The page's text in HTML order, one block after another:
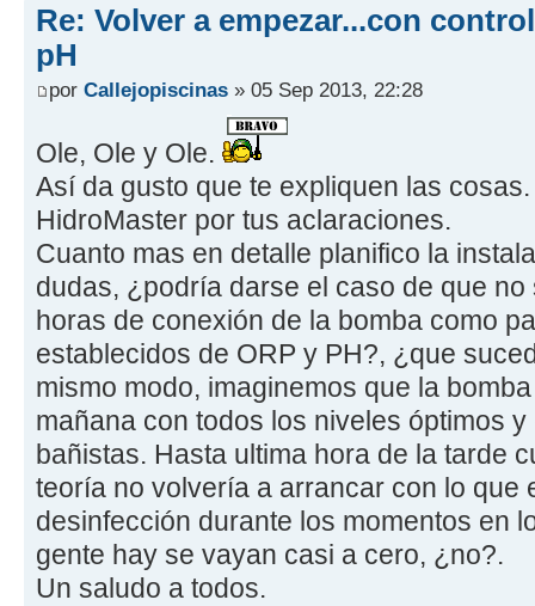
Re: Volver a empezar...con
pH
por Callejopiscinas » 05 Sep 2013, 22:28
Ole, Ole y Ole.
Así da gusto que te expliquen las
HidroMaster por tus aclaraciones.
Cuanto mas en detalle planifico la
dudas, ¿podría darse el caso de que
horas de conexión de la bomba como
establecidos de ORP y PH?, ¿que
mismo modo, imaginemos que la
mañana con todos los niveles óptimos
bañistas. Hasta ultima hora de la tarde
teoría no volvería a arrancar con lo que
desinfección durante los momentos en
gente hay se vayan casi a cero, ¿no?.
Un saludo a todos.